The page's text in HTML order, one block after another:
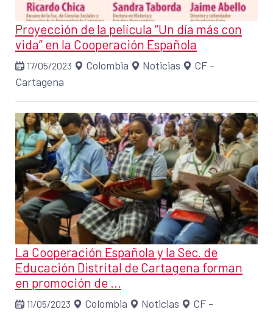
Proyección de la película “Un día más con
vida” en la Cooperación Española
17/05/2023 Colombia Noticias
CF -
Cartagena
La Cooperación Española y la Sec. de
Educación Distrital de Cartagena forman
en promoción de ...
11/05/2023 Colombia Noticias
CF -